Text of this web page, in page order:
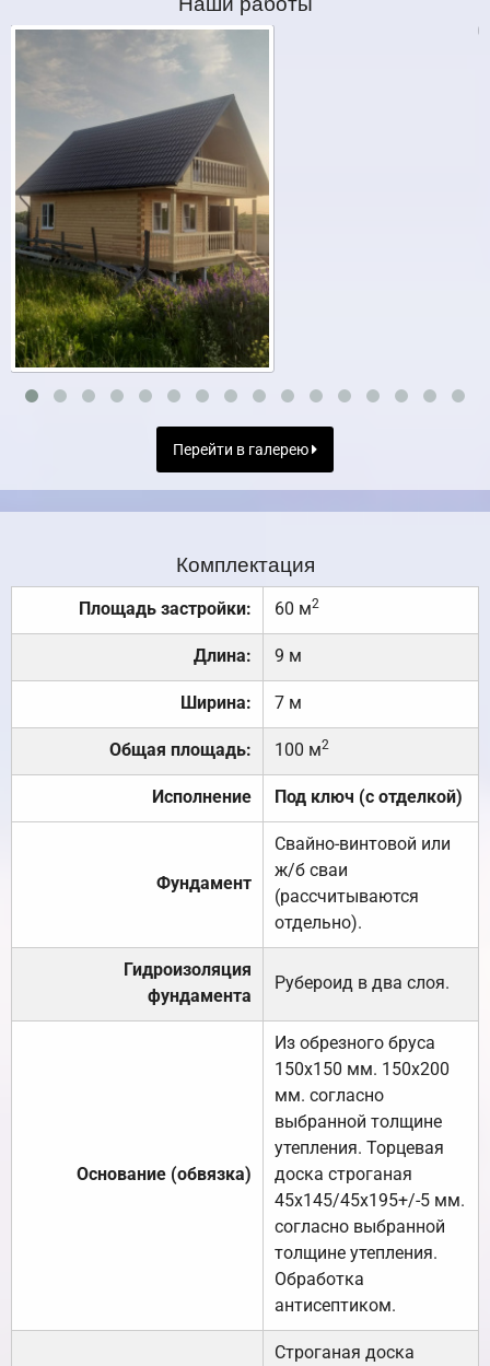
Перейти в галерею
Комплектация
Площадь застройки: 60 м2
Длина: 9 м
Ширина: 7 м
Общая площадь: 100 м2
Исполнение Под ключ (с отделкой)
Фундамент
Свайно-винтовой или
ж/б сваи
(рассчитываются
отдельно).
Гидроизоляция
фундамента
Рубероид в два слоя.
Основание (обвязка)
Из обрезного бруса
150х150 мм. 150х200
мм. согласно
выбранной толщине
утепления. Торцевая
доска строганая
45х145/45х195+/-5 мм.
согласно выбранной
толщине утепления.
Обработка
антисептиком.
Строганая доска